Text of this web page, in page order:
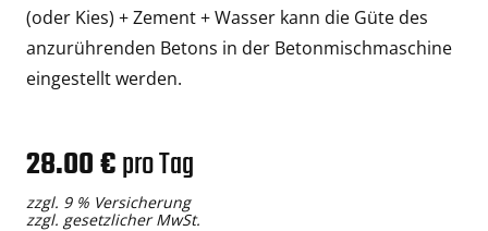
(oder Kies) + Zement + Wasser kann die Güte des
anzurührenden Betons in der Betonmischmaschine
eingestellt werden.
28.00 €pro Tag
zzgl. 9 % Versicherung
zzgl. gesetzlicher MwSt.